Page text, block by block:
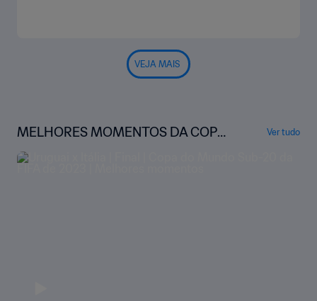
VEJA MAIS
MELHORES MOMENTOS DA COPA
DO MUNDO SUB-20 DA FIFA ARGE
NTINA 2023™
Ver tudo